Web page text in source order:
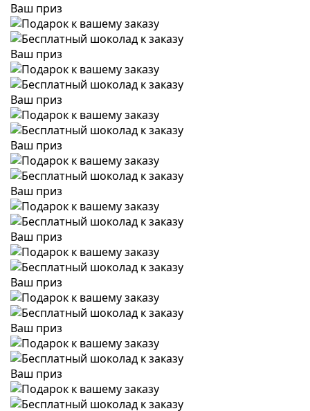
Ваш приз
Ваш приз
Ваш приз
Ваш приз
Ваш приз
Ваш приз
Ваш приз
Ваш приз
Ваш приз